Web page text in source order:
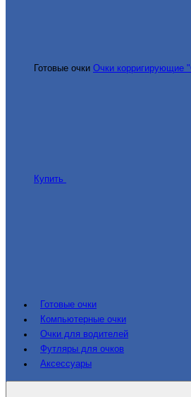
Готовые очки Очки корригирующие
Купить
Готовые очки
Компьютерные очки
Очки для водителей
Футляры для очков
Аксессуары